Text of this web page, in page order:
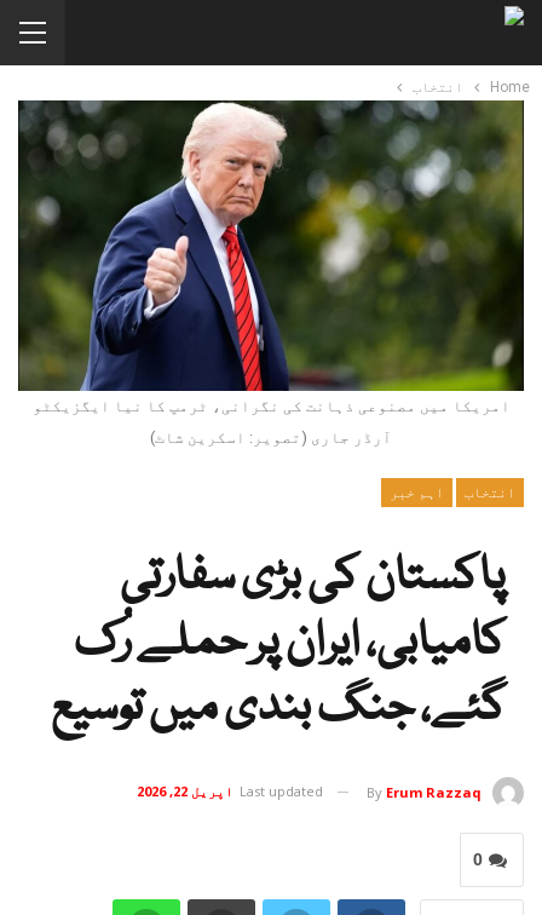
Home انتخاب
امریکا میں مصنوعی ذہانت کی نگرانی، ٹرمپ کا نیا ایگزیکٹو
آرڈر جاری (تصویر: اسکرین شاٹ)
انتخاب اہم خبر
پاکستان کی بڑی سفارتی
کامیابی، ایران پر حملے رُک
گئے، جنگ بندی میں توسیع
By Erum Razzaq
Last updated اپریل 22, 2026
0